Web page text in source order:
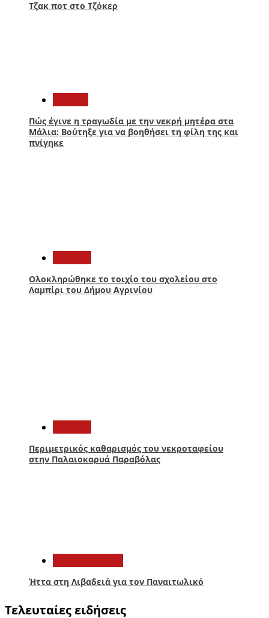
Τζακ ποτ στο Τζόκερ
Πώς έγινε η τραγωδία με την νεκρή μητέρα στα
Μάλια: Βούτηξε για να βοηθήσει τη φίλη της και
πνίγηκε
Ολοκληρώθηκε το τοιχίο του σχολείου στο
Λαμπίρι του Δήμου Αγρινίου
Περιμετρικός καθαρισμός του νεκροταφείου
στην Παλαιοκαρυά Παραβόλας
Ήττα στη Λιβαδειά για τον Παναιτωλικό
Τελευταίες ειδήσεις